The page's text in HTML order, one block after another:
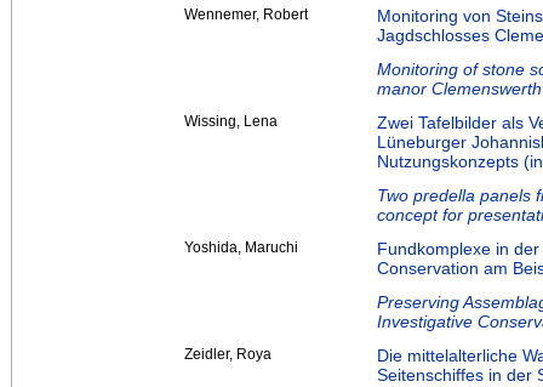
Wennemer, Robert
Monitoring von
Jagdschlosses
Monitoring of stone
manor Clemenswerth
Wissing, Lena
Zwei Tafelbilder als
Lüneburger
Nutzungskonzepts
Two predella panels
concept for
Yoshida, Maruchi
Fundkomplexe in
Conservation am
Preserving
Investigative
Zeidler, Roya
Die mittelalterliche
Seitenschiffes in der